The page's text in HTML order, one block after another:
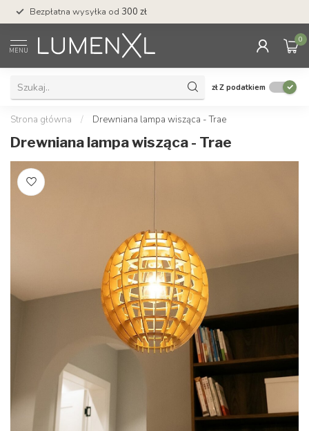
Bezpłatna wysyłka od 300 zł
MENU
0
złZ podatkiem
Strona główna / Drewniana lampa wisząca - Trae
Drewniana lampa wisząca - Trae